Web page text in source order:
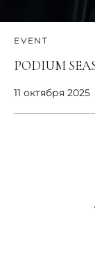
EVENT
PODIUM
11 октября 2025